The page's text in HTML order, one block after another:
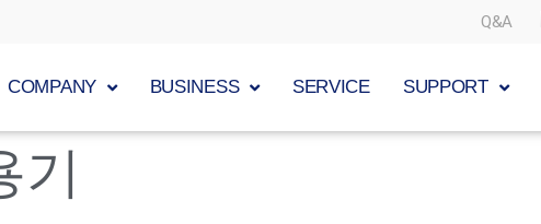
Q&A
COMPANY BUSINESS SERVICE SUPPORT
기